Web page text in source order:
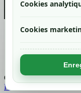
Cookies
Cookies
Chargement...
Retour en haut